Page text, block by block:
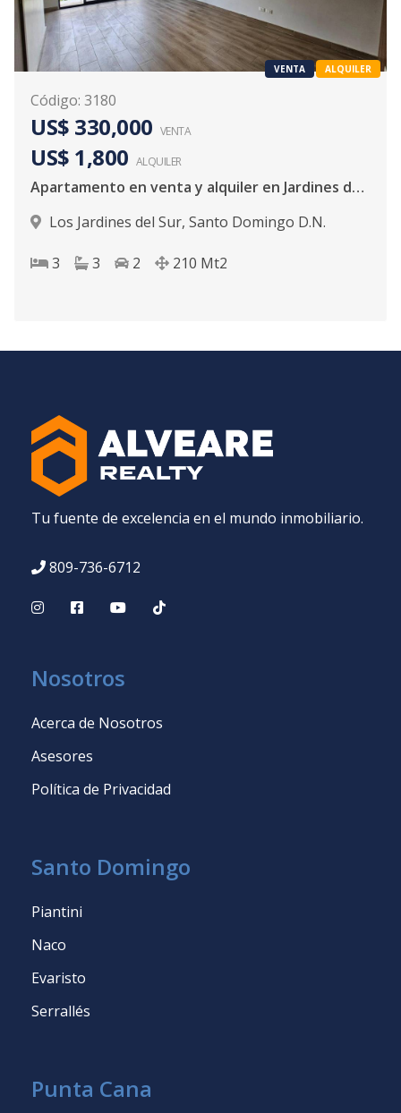
VENTA ALQUILER
Código: 3180
US$ 330,000 VENTA
US$ 1,800 ALQUILER
Apartamento en venta y alquiler en Jardines del Sur
Los Jardines del Sur, Santo Domingo D.N.
3 3 2 210 Mt2
Tu fuente de excelencia en el mundo inmobiliario.
809-736-6712
Nosotros
Acerca de Nosotros
Asesores
Política de Privacidad
Santo Domingo
Piantini
Naco
Evaristo
Serrallés
Punta Cana